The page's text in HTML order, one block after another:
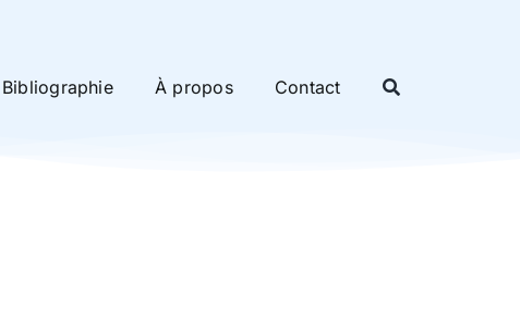
Bibliographie À propos Contact